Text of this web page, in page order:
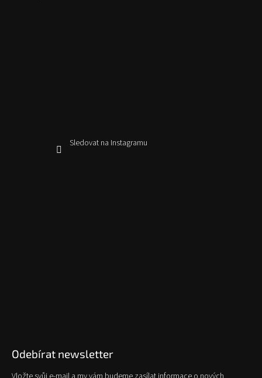
Sledovat na Instagramu
Odebírat newsletter